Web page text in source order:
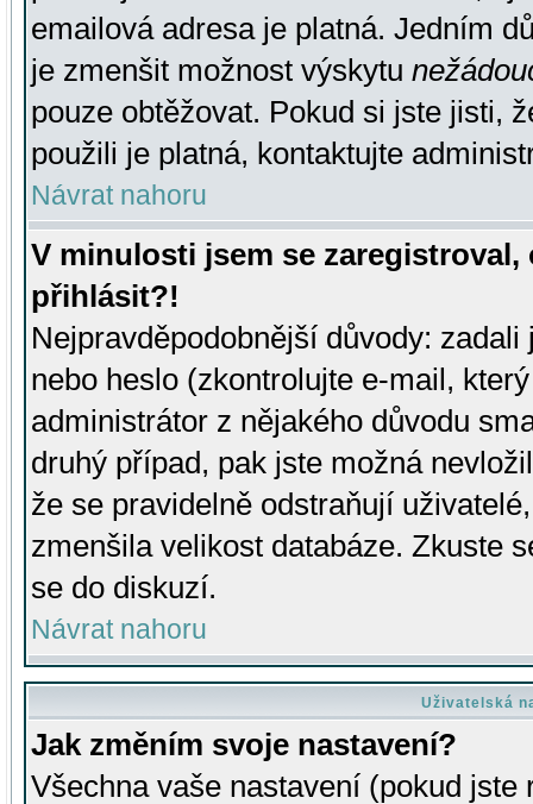
emailová adresa je platná. Jedním
je zmenšit možnost výskytu
pouze obtěžovat. Pokud si jste jisti,
použili je platná, kontaktujte
Návrat nahoru
V minulosti jsem se
přihlásit?!
Nejpravděpodobnější důvody:
nebo heslo (zkontrolujte e-mail,
administrátor z nějakého důvodu
druhý případ, pak jste možná
že se pravidelně odstraňují
zmenšila velikost databáze. Zkuste
se do diskuzí.
Návrat nahoru
Uživatelská
Jak změním svoje nastavení?
Všechna vaše nastavení (pokud